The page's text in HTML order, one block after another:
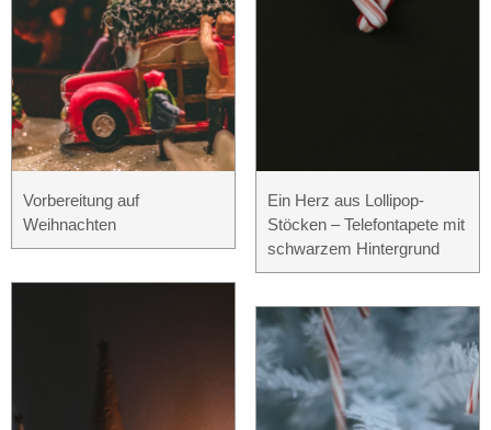
Vorbereitung auf
Weihnachten
Ein Herz aus Lollipop-
Stöcken – Telefontapete mit
schwarzem Hintergrund